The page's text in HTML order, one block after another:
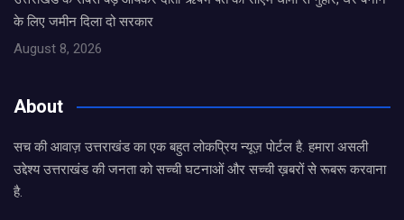
के लिए जमीन दिला दो सरकार
August 8, 2026
About
सच की आवाज़ उत्तराखंड का एक बहुत लोकप्रिय न्यूज़ पोर्टल है. हमारा असली
उद्देश्य उत्तराखंड की जनता को सच्ची घटनाओं और सच्ची ख़बरों से रूबरू करवाना
है.